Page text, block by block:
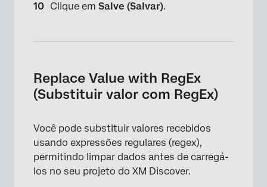
Clique em Salve (Salvar).
Replace Value with RegEx
(Substituir valor com RegEx)
Você pode substituir valores recebidos
usando expressões regulares (regex),
permitindo limpar dados antes de carregá-
los no seu projeto do XM Discover.